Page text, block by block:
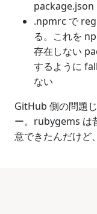
package.json
.npmrc で
る。これを
存在しない
するように
ない
GitHub 側の問題
ー。rubygems は
意できたんだけど